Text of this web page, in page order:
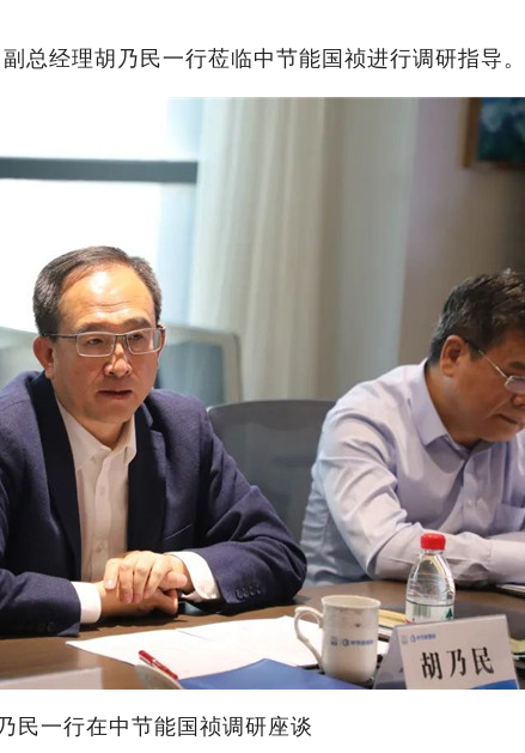
总经理胡乃民一行莅临中节能国祯进行调研指导。
民一行在中节能国祯调研座谈